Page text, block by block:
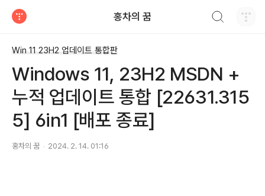
홍차의 꿈
Win 11 23H2 업데이트 통합판
Windows 11, 23H2 MSDN +
누적 업데이트 통합 [22631.315
5] 6in1 [배포 종료]
홍차의 꿈 2024. 2. 14. 01:16